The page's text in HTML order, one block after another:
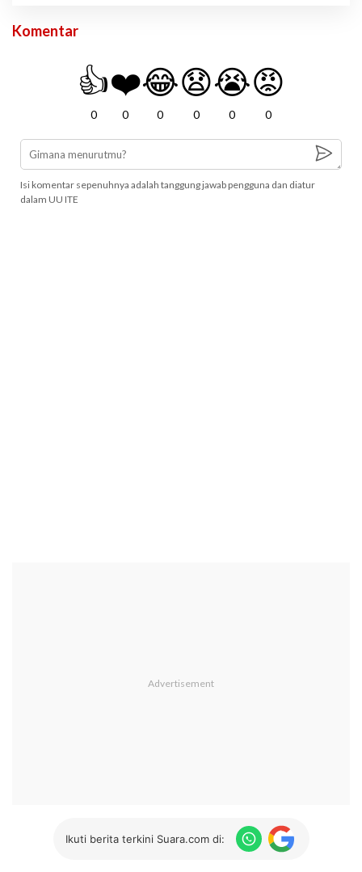
Komentar
👍
0
❤️
0
😂
0
😧
0
😭
0
😡
0
Isi komentar sepenuhnya adalah tanggung jawab pengguna dan diatur
dalam UU ITE
Ikuti berita terkini Suara.com di: